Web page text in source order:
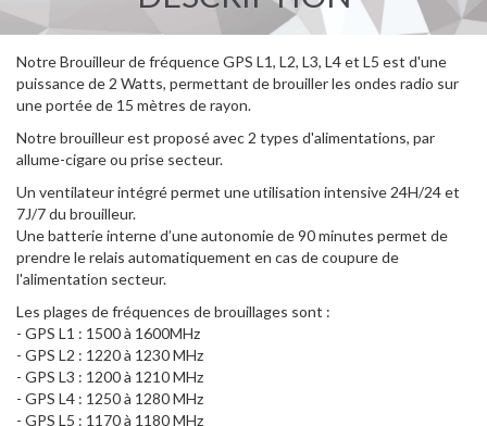
Notre Brouilleur de fréquence GPS L1, L2, L3, L4 et L5 est d'une
puissance de 2 Watts, permettant de brouiller les ondes radio sur
une portée de 15 mètres de rayon.
Notre brouilleur est proposé avec 2 types d'alimentations, par
allume-cigare ou prise secteur.
Un ventilateur intégré permet une utilisation intensive 24H/24 et
7J/7 du brouilleur.
Une batterie interne d’une autonomie de 90 minutes permet de
prendre le relais automatiquement en cas de coupure de
l'alimentation secteur.
Les plages de fréquences de brouillages sont :
- GPS L1 : 1500 à 1600MHz
- GPS L2 : 1220 à 1230 MHz
- GPS L3 : 1200 à 1210 MHz
- GPS L4 : 1250 à 1280 MHz
- GPS L5 : 1170 à 1180 MHz